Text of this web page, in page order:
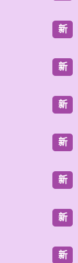
新
新
新
新
新
新
新